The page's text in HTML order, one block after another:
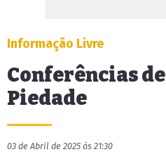
Informação Livre
Conferências
Piedade
03 de Abril de 2025 às 21:30